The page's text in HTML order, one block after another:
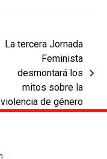
La tercera Jornada
Feminista
desmontará los
mitos sobre la
violencia de género